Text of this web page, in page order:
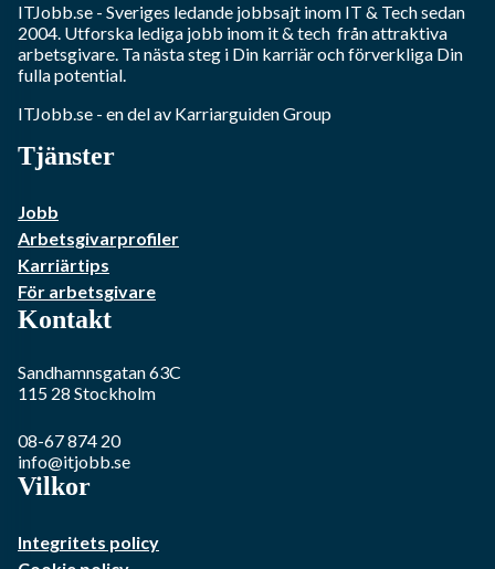
ITJobb.se - Sveriges ledande jobbsajt inom IT & Techsedan
2004. Utforska lediga jobb inom it & tech från attraktiva
arbetsgivare. Ta nästa steg i Din karriär och förverkliga Din
fulla potential.
ITJobb.se - en del av Karriarguiden Group
Tjänster
Jobb
Arbetsgivarprofiler
Karriärtips
För arbetsgivare
Kontakt
Sandhamnsgatan 63C
115 28 Stockholm
08-67 874 20
info@itjobb.se
Vilkor
Integritets policy